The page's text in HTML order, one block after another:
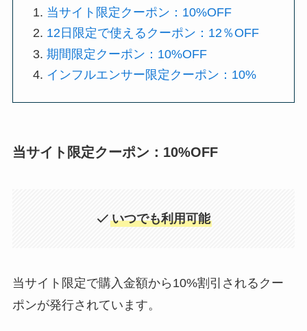
当サイト限定クーポン：10%OFF
12日限定で使えるクーポン：12％OFF
期間限定クーポン：10%OFF
インフルエンサー限定クーポン：10%
当サイト限定クーポン：10%OFF
いつでも利用可能
当サイト限定で購入金額から10%割引されるクー
ポンが発行されています。